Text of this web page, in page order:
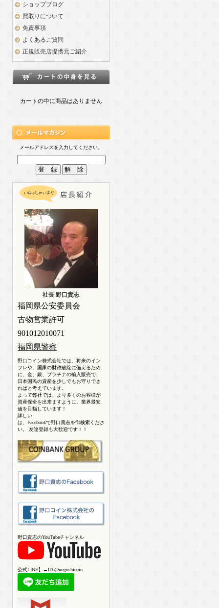
ショップブログ
買取りについて
免責事項
よくあるご質問
正規販売店提携元ご紹介
カートの中に商品はありません
メールアドレスを入力してください。
社長 野口貴志
福岡県公安委員会
古物営業許可
901012010071
福岡県警察
野口コイン株式会社では、将来のイン
フレや、国家の財政破綻に備えるため
に、金、銀、プラチナの輸入販売で、
日本国民の資産を少しでもお守りでき
ればと考えています。
よって弊社では、より多くのお客様が
資産保全を出来ますように、業界最安
値を目指しています！
詳しい
は、Facebookで野口貴志を御検索くださ
い。 友達登録も大歓迎です！！
野口貴志のYouTubeチャンネル
公式LINE】→ID:@noguchicoin